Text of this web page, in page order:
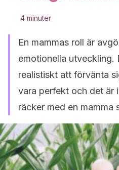
4 minuter
En mammas roll är
emotionella utveckling.
realistiskt att förvänta
vara perfekt och det är
räcker med en mamma